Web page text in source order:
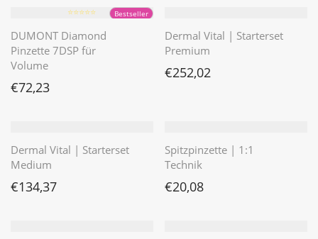
Bestseller
⭐️⭐️⭐️⭐️⭐️
DUMONT Diamond
Pinzette 7DSP für
Volume
€72,23
Dermal Vital | Starterset
Premium
€252,02
Dermal Vital | Starterset
Medium
€134,37
Spitzpinzette | 1:1
Technik
€20,08